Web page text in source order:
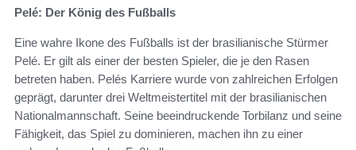
Pelé: Der König des Fußballs
Eine wahre Ikone des Fußballs ist der brasilianische Stürmer
Pelé. Er gilt als einer der besten Spieler, die je den Rasen
betreten haben. Pelés Karriere wurde von zahlreichen Erfolgen
geprägt, darunter drei Weltmeistertitel mit der brasilianischen
Nationalmannschaft. Seine beeindruckende Torbilanz und seine
Fähigkeit, das Spiel zu dominieren, machen ihn zu einer